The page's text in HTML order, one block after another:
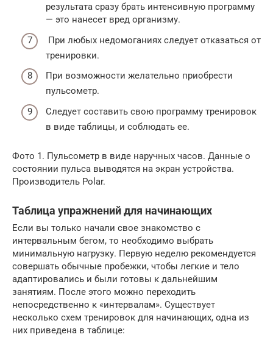
результата сразу брать интенсивную программу
— это нанесет вред организму.
При любых недомоганиях следует отказаться от
тренировки.
При возможности желательно приобрести
пульсометр.
Следует составить свою программу тренировок
в виде таблицы, и соблюдать ее.
Фото 1. Пульсометр в виде наручных часов. Данные о
состоянии пульса выводятся на экран устройства.
Производитель Polar.
Таблица упражнений для начинающих
Если вы только начали свое знакомство с
интервальным бегом, то необходимо выбрать
минимальную нагрузку. Первую неделю рекомендуется
совершать обычные пробежки, чтобы легкие и тело
адаптировались и были готовы к дальнейшим
занятиям. После этого можно переходить
непосредственно к «интервалам». Существует
несколько схем тренировок для начинающих, одна из
них приведена в таблице: